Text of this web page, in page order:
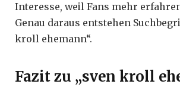
Interesse, weil Fans mehr
Genau daraus entstehen
kroll ehemann“.
Fazit zu „sven kroll